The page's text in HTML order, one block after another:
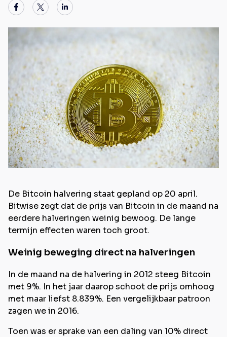
De Bitcoin halvering staat gepland op 20 april.
Bitwise zegt dat de prijs van Bitcoin in de maand na
eerdere halveringen weinig bewoog. De lange
termijn effecten waren toch groot.
Weinig beweging direct na halveringen
In de maand na de halvering in 2012 steeg Bitcoin
met 9%. In het jaar daarop schoot de prijs omhoog
met maar liefst 8.839%. Een vergelijkbaar patroon
zagen we in 2016.
Toen was er sprake van een daling van 10% direct